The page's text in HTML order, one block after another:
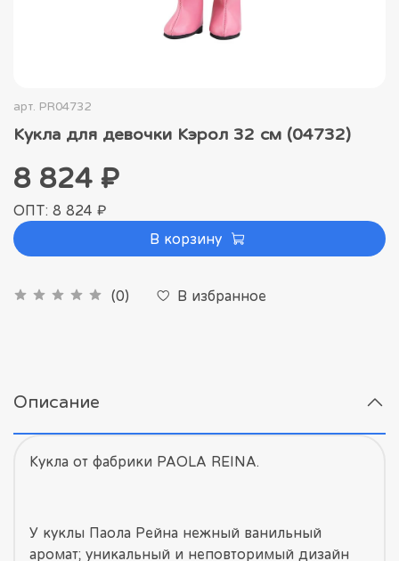
арт. PR04732
Кукла для девочки Кэрол 32 см (04732)
(0) В избранное
8 824 ₽
ОПТ: 8 824 ₽
В корзину
Описание
Кукла от фабрики PAOLA REINA.
У куклы Паола Рейна нежный ванильный
аромат; уникальный и неповторимый дизайн